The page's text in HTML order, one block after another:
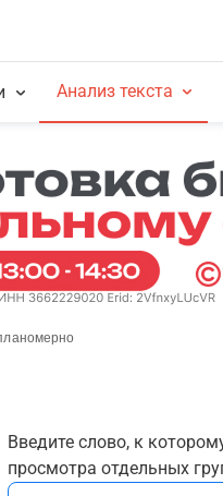
Анализ текста
Введите слово, к
просмотра отдельных